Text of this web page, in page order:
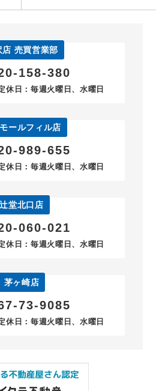
店 売買営業部
158-380
休日：毎週火曜日、水曜日
ールフィル店
989-655
休日：毎週火曜日、水曜日
辻堂北口店
060-021
休日：毎週火曜日、水曜日
茅ヶ崎店
73-9085
休日：毎週火曜日、水曜日